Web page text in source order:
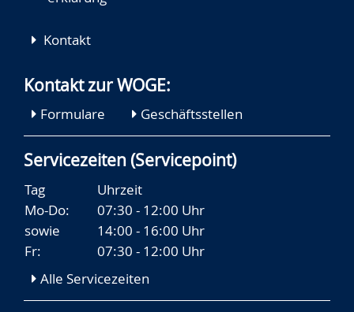
Kontakt
Kontakt zur WOGE:
Formulare Geschäftsstellen
Servicezeiten (Servicepoint)
Tag
Uhrzeit
Mo-Do:
07:30 - 12:00 Uhr
sowie
14:00 - 16:00 Uhr
Fr:
07:30 - 12:00 Uhr
Alle Servicezeiten